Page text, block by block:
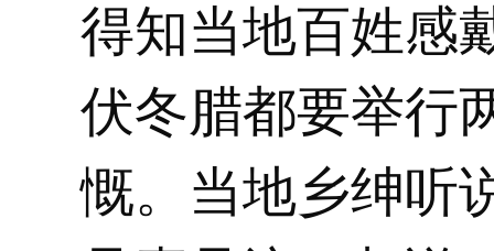
得知当地百姓感
伏冬腊都要举行
慨。当地乡绅听